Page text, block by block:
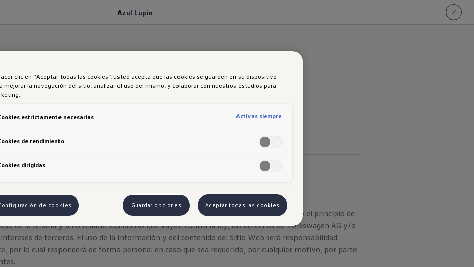
Azul Lupin
uso del Sitio Web, el usuario se compromete a comportarse de forma correcta y bajo el principio de
de la misma y a no realizar conductas que vayan contra la ley, los derechos de Volkswagen AG y/o
intereses de terceros. El uso de la información y del contenido del Sitio Web será responsabilidad
por lo cual responderá de forma personal en caso que sea requerido, por cualquier motivo, por parte
clic en “Aceptar todas las cookies”, usted acepta que las cookies se guarden en su dispositivo
mejorar la navegación del sitio, analizar el uso del mismo, y colaborar con nuestros estudios para
estrictamente necesarias Activas siempre
de rendimiento
dirigidas
de cookies Guardar opciones Aceptar todas las cookies